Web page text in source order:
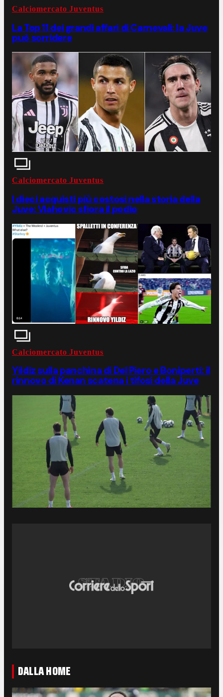
Calciomercato Juventus
La Top 11 dei grandi affari di Carnevali: la Juve
può sorridere
Calciomercato Juventus
I dieci acquisti più costosi nella storia della
Juve: Vlahovic sfiora il podio
Calciomercato Juventus
Yildiz sulla panchina di Del Piero e Boniperti: il
rinnovo di Kenan scatena i tifosi della Juve
DALLA HOME